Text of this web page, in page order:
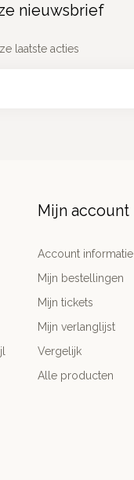
nieuwsbrief
laatste acties
Mijn account
Account informatie
Mijn bestellingen
Mijn tickets
Mijn verlanglijst
Vergelijk
Alle producten